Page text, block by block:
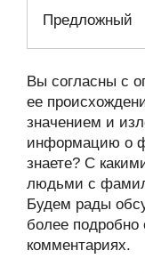
Предложный
Вы согласны с
ее
значением и
информацию о
знаете? С
людьми с
Будем рады
более подробно
комментариях.